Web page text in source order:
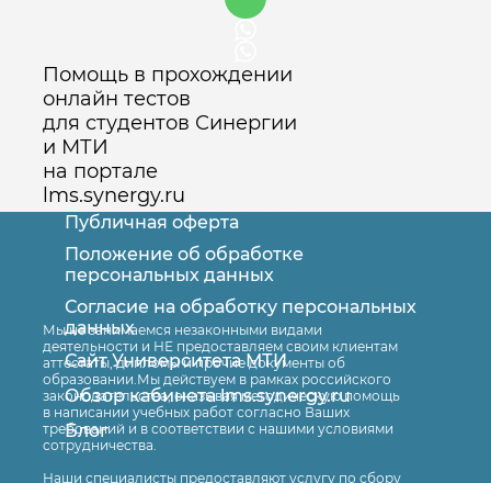
Помощь в прохождении
онлайн тестов
для студентов Синергии
и МТИ
на портале
lms.synergy.ru
Оставить заявку
Публичная оферта
Положение об обработке
персональных данных
Согласие на обработку персональных
данных
Сайт Университета МТИ
Обзор кабинета lms.synergy.ru
Блог
Мы не занимаемся незаконными видами
деятельности и НЕ предоставляем своим клиентам
аттестаты, дипломы и прочие документы об
образовании.Мы действуем в рамках российского
законодательства, оказывая методическую помощь
в написании учебных работ согласно Ваших
требований и в соответствии с нашими условиями
сотрудничества.
Наши специалисты предоставляют услугу по сбору